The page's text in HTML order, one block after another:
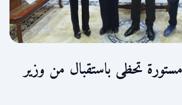
مستورة تحظى باستقبال من وزير